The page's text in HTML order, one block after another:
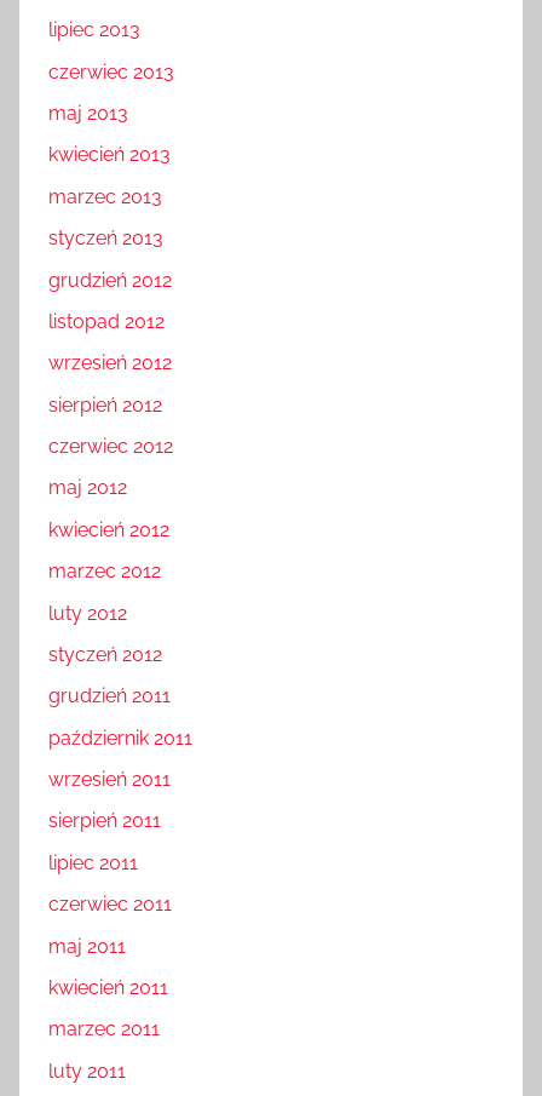
lipiec 2013
czerwiec 2013
maj 2013
kwiecień 2013
marzec 2013
styczeń 2013
grudzień 2012
listopad 2012
wrzesień 2012
sierpień 2012
czerwiec 2012
maj 2012
kwiecień 2012
marzec 2012
luty 2012
styczeń 2012
grudzień 2011
październik 2011
wrzesień 2011
sierpień 2011
lipiec 2011
czerwiec 2011
maj 2011
kwiecień 2011
marzec 2011
luty 2011